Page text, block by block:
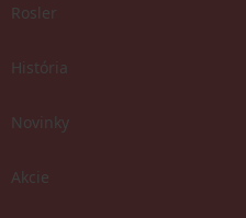
Rosler
História
Novinky
Akcie